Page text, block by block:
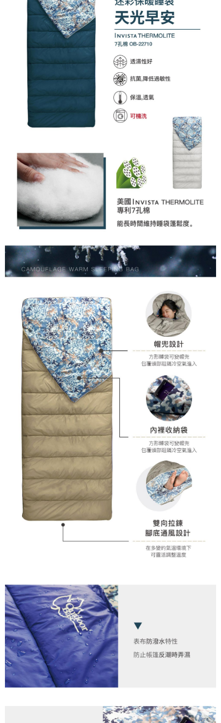
５．嚴禁一人註冊多個帳號或使用他人資訊註冊。若發現惡意使用之情形，
恩沛科技股份有限公司將有權停止該用戶之使用額度並採取法律行動。